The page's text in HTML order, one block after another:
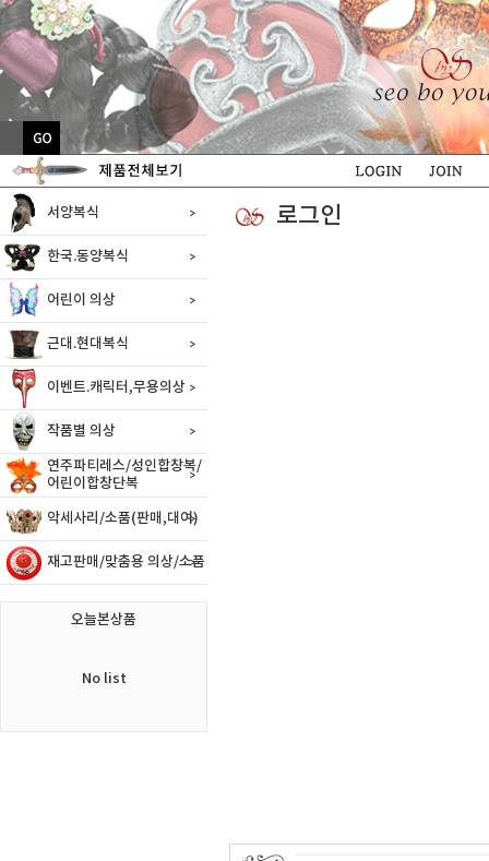
서양복식
한국.동양복식
어린이 의상
근대.현대복식
이벤트.캐릭터,무용의상
작품별 의상
연주파티레스/성인합창복/
어린이합창단복
악세사리/소품(판매,대여)
재고판매/맞춤용 의상/소품
오늘본상품
No list
로그인